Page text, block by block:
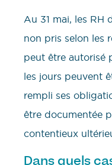
Au 31 mai, les RH
non pris selon les
peut être autorisé
les jours peuvent
rempli ses
être documentée
contentieux
Dans quels